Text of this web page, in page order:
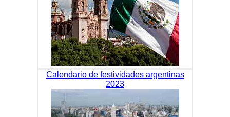
Calendario de festividades argentinas
2023